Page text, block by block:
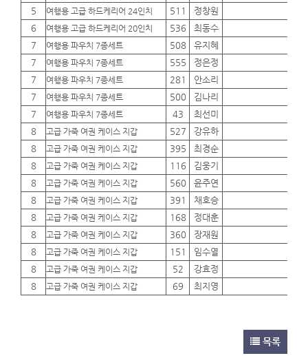
5
여행용 고급 하드케리어 24인치 511 정창원
6
여행용 고급 하드케리어 20인치 536 최동수
7
여행용 파우치 7종세트 508 유지혜
7
여행용 파우치 7종세트 555 정은정
7
여행용 파우치 7종세트 281 안소리
7
여행용 파우치 7종세트 500 김나리
7
여행용 파우치 7종세트 43 최선미
8
고급 가죽 여권 케이스 지갑 527 강유하
8
고급 가죽 여권 케이스 지갑 395 최경순
8
고급 가죽 여권 케이스 지갑 116 김웅기
8
고급 가죽 여권 케이스 지갑 560 윤주연
8
고급 가죽 여권 케이스 지갑 391 채호승
8
고급 가죽 여권 케이스 지갑 168 정대훈
8
고급 가죽 여권 케이스 지갑 360 장재원
8
고급 가죽 여권 케이스 지갑 151 임수열
8
고급 가죽 여권 케이스 지갑 52 강효정
8
고급 가죽 여권 케이스 지갑 69 최지영
목록